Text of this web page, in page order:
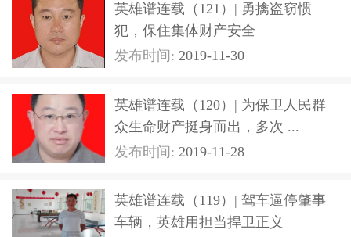
英雄谱连载（121）| 勇擒盗窃惯
犯，保住集体财产安全
发布时间: 2019-11-30
英雄谱连载（120）| 为保卫人民群
众生命财产挺身而出，多次 ...
发布时间: 2019-11-28
英雄谱连载（119）| 驾车逼停肇事
车辆，英雄用担当捍卫正义